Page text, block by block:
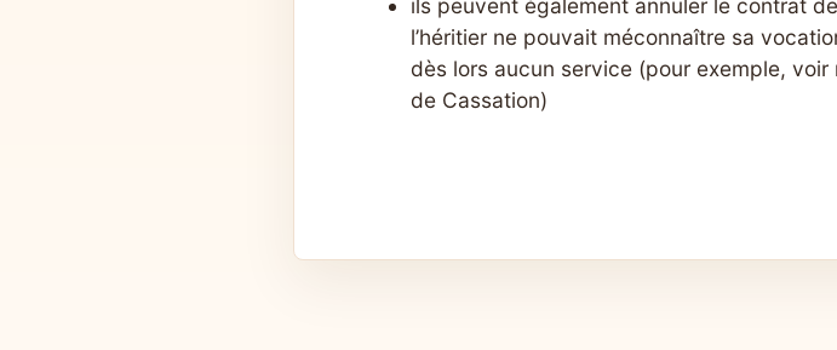
ils peuvent également annuler le contrat
l’héritier ne pouvait méconnaître sa
dès lors aucun service (pour exemple,
de Cassation)